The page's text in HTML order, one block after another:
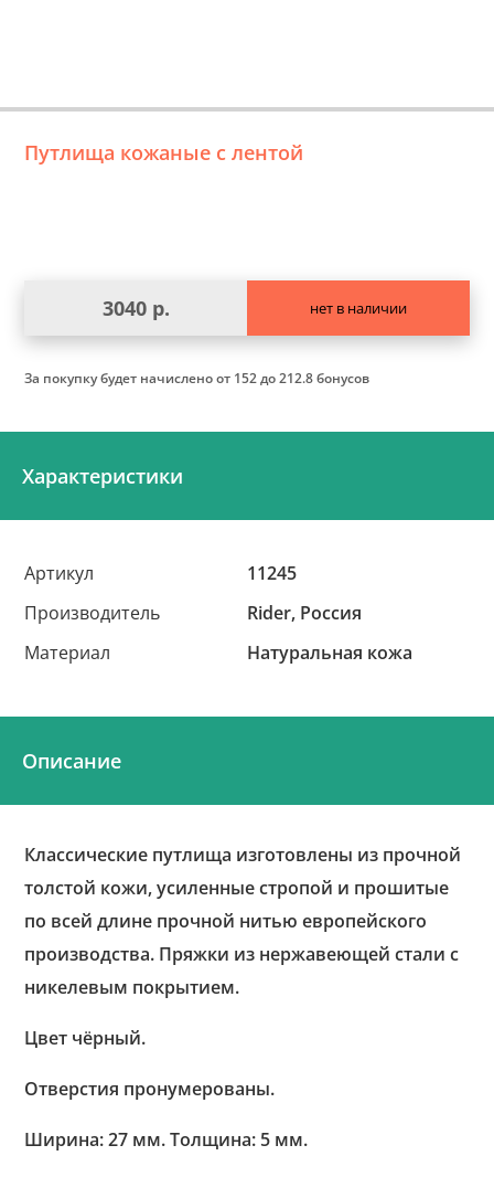
Путлища кожаные с лентой
3040 р. нет в наличии
За покупку будет начисленоот 152 до 212.8 бонусов
Характеристики
Артикул
11245
Производитель
Rider, Россия
Материал
Натуральная кожа
Описание
Классические путлища изготовлены из прочной
толстой кожи, усиленные стропой и прошитые
по всей длине прочной нитью европейского
производства. Пряжки из нержавеющей стали с
никелевым покрытием.
Цвет чёрный.
Отверстия пронумерованы.
Ширина: 27 мм. Толщина: 5 мм.